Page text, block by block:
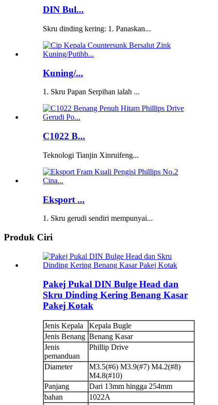
DIN Bul...
Skru dinding kering: 1. Panaskan...
Kuning/...
1. Skru Papan Serpihan ialah ...
C1022 B...
Teknologi Tianjin Xinruifeng...
Eksport ...
1. Skru gerudi sendiri mempunyai...
Produk Ciri
Pakej Pukal DIN Bulge Head dan
Skru Dinding Kering Benang Kasar
Pakej Kotak
Jenis Kepala
Kepala Bugle
Jenis Benang Benang Kasar
Jenis
pemanduan
Phillip Drive
Diameter
M3.5(#6) M3.9(#7) M4.2(#8)
M4.8(#10)
Panjang
Dari 13mm hingga 254mm
bahan
1022A